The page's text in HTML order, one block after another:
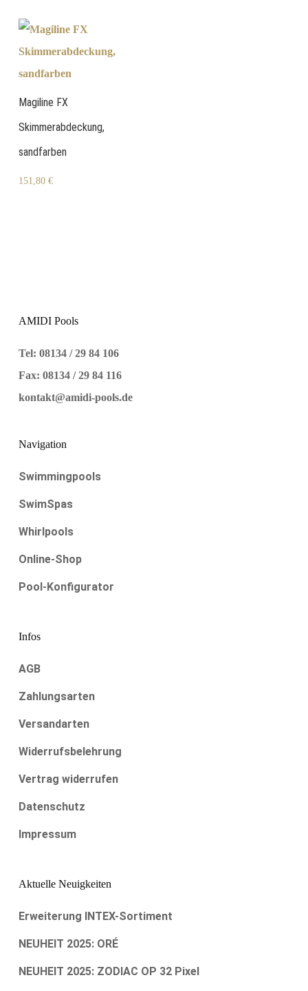
Magiline FX
Skimmerabdeckung,
sandfarben
151,80 €
AMIDI Pools
Tel: 08134 / 29 84 106
Fax: 08134 / 29 84 116
kontakt@amidi-pools.de
Navigation
Swimmingpools
SwimSpas
Whirlpools
Online-Shop
Pool-Konfigurator
Infos
AGB
Zahlungsarten
Versandarten
Widerrufsbelehrung
Vertrag widerrufen
Datenschutz
Impressum
Aktuelle Neuigkeiten
Erweiterung INTEX-Sortiment
NEUHEIT 2025: ORÉ
NEUHEIT 2025: ZODIAC OP 32 Pixel